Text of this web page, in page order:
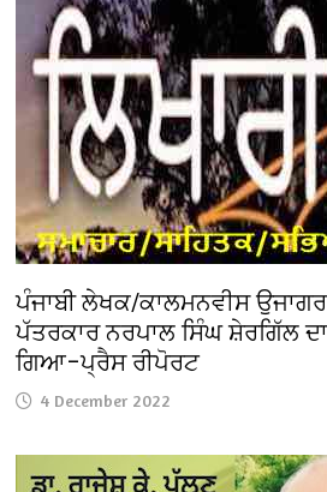
ਪੰਜਾਬੀ ਲੇਖਕ/ਕਾਲਮਨਵੀਸ
ਪੱਤਰਕਾਰ ਨਰਪਾਲ ਸਿੰਘ ਸ਼ੇਰਗਿੱਲ
ਗਿਆ–ਪ੍ਰੈਸ ਰੀਪੋਰਟ
4 December 2022